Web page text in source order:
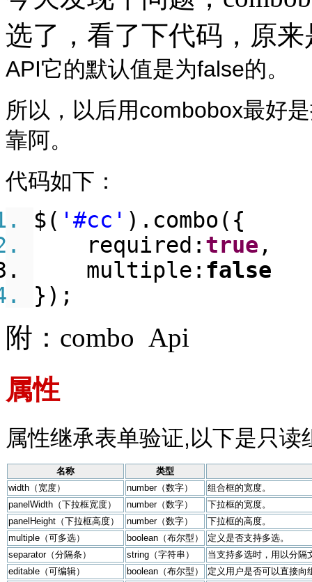
选了，看了下代码，原来
API它的默认值是为false的。
所以，以后用combobox最好
靠阿。
代码如下：
$( '#cc' ).combo({
required: true ,
multiple: false
});
附：combo Api
属性
属性继承表单验证,以下是只读
名称
类型
width（宽度）
number（数字）
组合框的宽度。
panelWidth（下拉框宽度）
number（数字）
下拉框的宽度。
panelHeight（下拉框高度）
number（数字）
下拉框的高度。
multiple（可多选）
boolean（布尔型）
定义是否支持多选。
separator（分隔条）
string（字符串）
当支持多选时，用以分隔
editable（可编辑）
boolean（布尔型）
定义用户是否可以直接向